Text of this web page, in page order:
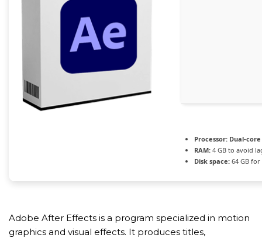
Processor: Dual-
RAM: 4 GB to avoid
Disk space: 64 GB for
Adobe After Effects is a program specialized in motion
graphics and visual effects. It produces titles,